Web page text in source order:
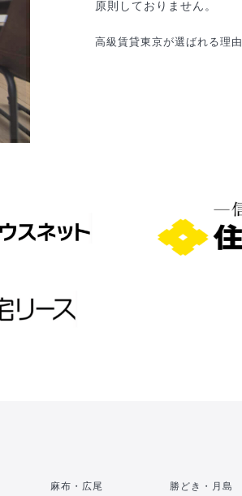
原則しておりません。
高級賃貸東京が選ばれる理由
麻布・広尾 勝どき・月島